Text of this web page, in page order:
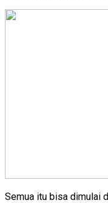
Semua itu bisa dimulai